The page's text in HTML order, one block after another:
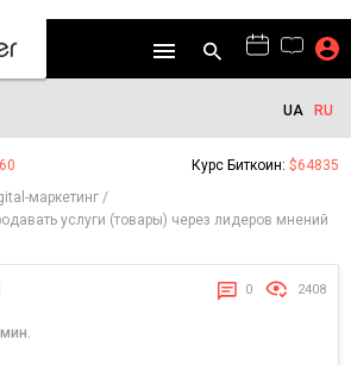
UA RU
Курс Биткоин: $64835
маркетинг
услуги (товары) через лидеров мнений
0 2408